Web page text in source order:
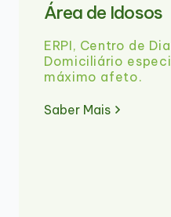
Área de Idosos
ERPI, Centro de
Domiciliário
máximo afeto.
Saber Mais